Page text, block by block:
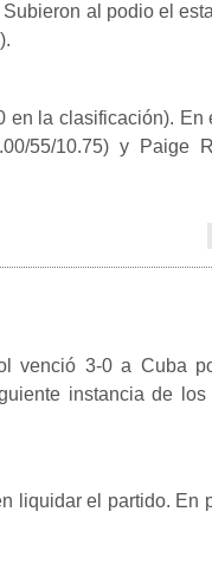
al podio el
en la clasificación). En
55/10.75) y Paige
venció 3-0 a Cuba
instancia de los
liquidar el partido. En